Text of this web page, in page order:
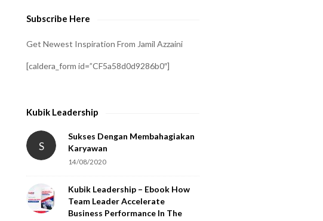
Subscribe Here
Get Newest Inspiration From Jamil Azzaini
[caldera_form id=”CF5a58d0d9286b0″]
Kubik Leadership
S
Sukses Dengan Membahagiakan
Karyawan
14/08/2020
Kubik Leadership – Ebook How
Team Leader Accelerate
Business Performance In The